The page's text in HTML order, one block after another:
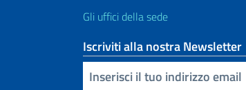
Gli uffici della sede
Iscriviti alla nostra Newsletter
Inserisci la tua email